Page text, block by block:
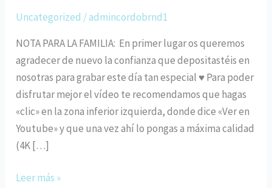
Uncategorized /admincordobrnd1
NOTA PARA LA FAMILIA: En primer lugar os queremos
agradecer de nuevo la confianza que depositastéis en
nosotras para grabar este día tan especial ♥ Para poder
disfrutar mejor el vídeo te recomendamos que hagas
«clic» en la zona inferior izquierda, donde dice «Ver en
Youtube» y que una vez ahí lo pongas a máxima calidad
(4K […]
Comunión
20.04.2024
Leer más »